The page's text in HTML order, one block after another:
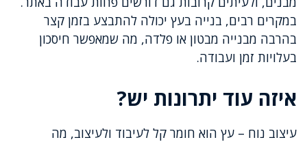
במקרים רבים, בנייה בעץ יכולה להתבצע בזמן קצר
בהרבה מבנייה מבטון או פלדה, מה שמאפשר חיסכון
בעלויות זמן ועבודה.
איזה עוד יתרונות יש?
עיצוב נוח – עץ הוא חומר קל לעיבוד ולעיצוב, מה